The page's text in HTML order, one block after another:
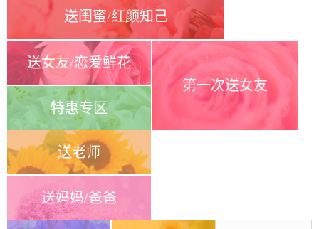
送闺蜜/红颜知己
送女友/恋爱鲜花
特惠专区
第一次送女友
送老师
送妈妈/爸爸